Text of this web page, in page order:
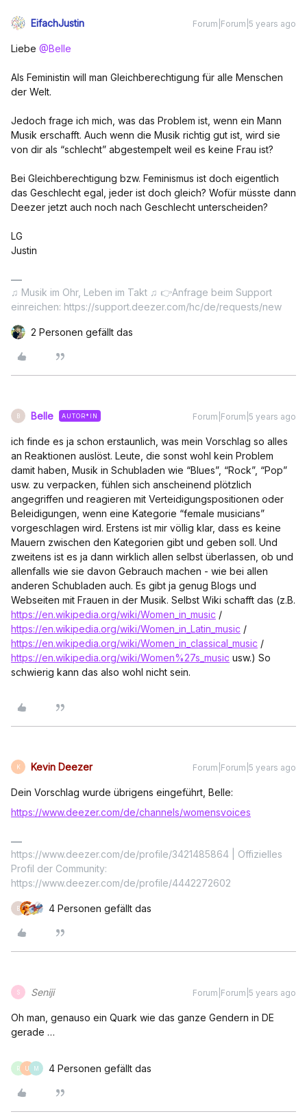
EifachJustin Forum|Forum|5 years ago
Liebe @Belle
Als Feministin will man Gleichberechtigung für alle Menschen
der Welt.
Jedoch frage ich mich, was das Problem ist, wenn ein Mann
Musik erschafft. Auch wenn die Musik richtig gut ist, wird sie
von dir als “schlecht” abgestempelt weil es keine Frau ist?
Bei Gleichberechtigung bzw. Feminismus ist doch eigentlich
das Geschlecht egal, jeder ist doch gleich? Wofür müsste dann
Deezer jetzt auch noch nach Geschlecht unterscheiden?
LG
Justin
♫ Musik im Ohr, Leben im Takt ♫ 👉Anfrage beim Support
einreichen: https://support.deezer.com/hc/de/requests/new
2 Personen gefällt das
B Belle AUTOR*IN Forum|Forum|5 years ago
ich finde es ja schon erstaunlich, was mein Vorschlag so alles
an Reaktionen auslöst. Leute, die sonst wohl kein Problem
damit haben, Musik in Schubladen wie “Blues”, “Rock”, “Pop”
usw. zu verpacken, fühlen sich anscheinend plötzlich
angegriffen und reagieren mit Verteidigungspositionen oder
Beleidigungen, wenn eine Kategorie “female musicians”
vorgeschlagen wird. Erstens ist mir völlig klar, dass es keine
Mauern zwischen den Kategorien gibt und geben soll. Und
zweitens ist es ja dann wirklich allen selbst überlassen, ob und
allenfalls wie sie davon Gebrauch machen - wie bei allen
anderen Schubladen auch. Es gibt ja genug Blogs und
Webseiten mit Frauen in der Musik. Selbst Wiki schafft das (z.B.
https://en.wikipedia.org/wiki/Women_in_music /
https://en.wikipedia.org/wiki/Women_in_Latin_music /
https://en.wikipedia.org/wiki/Women_in_classical_music /
https://en.wikipedia.org/wiki/Women%27s_music usw.) So
schwierig kann das also wohl nicht sein.
K Kevin Deezer Forum|Forum|5 years ago
Dein Vorschlag wurde übrigens eingeführt, Belle:
https://www.deezer.com/de/channels/womensvoices
https://www.deezer.com/de/profile/3421485864 | Offizielles
Profil der Community:
https://www.deezer.com/de/profile/4442272602
B 4 Personen gefällt das
S Seniji Forum|Forum|5 years ago
Oh man, genauso ein Quark wie das ganze Gendern in DE
gerade …
R U M 4 Personen gefällt das